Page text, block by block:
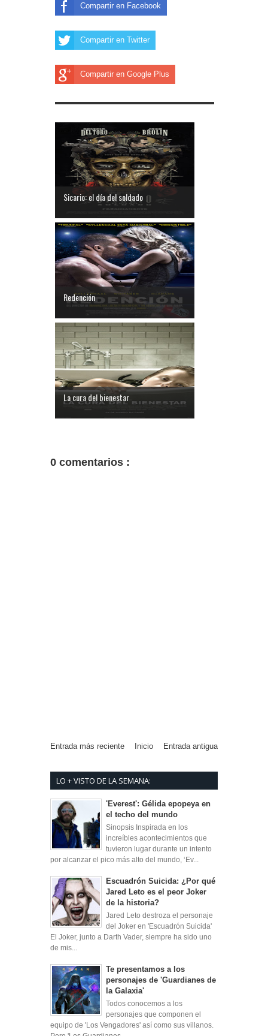
Compartir en Facebook
Compartir en Twitter
Compartir en Google Plus
Sicario: el día del soldado
Redención
La cura del bienestar
0 comentarios :
Entrada más reciente Entrada antigua
Inicio
LO + VISTO DE LA SEMANA:
'Everest': Gélida epopeya en
el techo del mundo
Sinopsis Inspirada en los
increíbles acontecimientos que
tuvieron lugar durante un intento
por alcanzar el pico más alto del mundo, ‘Ev...
Escuadrón Suicida: ¿Por qué
Jared Leto es el peor Joker
de la historia?
Jared Leto destroza el personaje
del Joker en 'Escuadrón Suicida'
El Joker, junto a Darth Vader, siempre ha sido uno
de mis...
Te presentamos a los
personajes de 'Guardianes de
la Galaxia'
Todos conocemos a los
personajes que componen el
equipo de 'Los Vengadores' así como sus villanos.